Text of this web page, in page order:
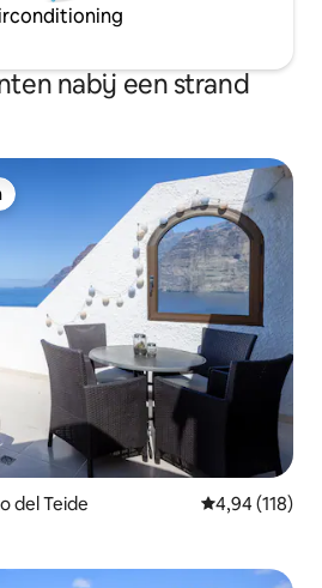
nabij een strand
del Teide Gemiddelde
4,94 (118)